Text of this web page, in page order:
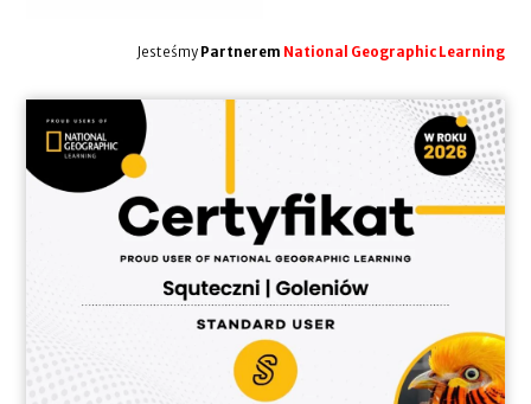
Jesteśmy Partnerem National Geographic Learning